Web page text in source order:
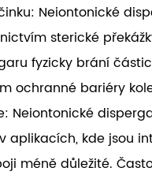
Neiontonické
sterické
fyzicky brání
ochranné bariéry
Neiontonické
aplikacích, kde jsou
méně důležité.